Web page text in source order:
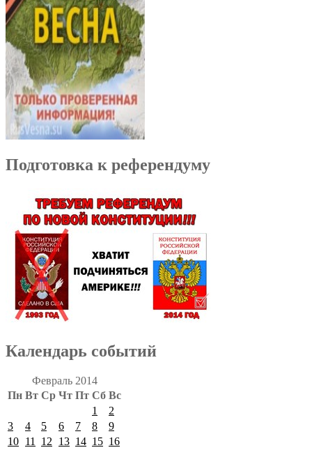
Подготовка к референдуму
Календарь событий
Февраль 2014
Пн Вт Ср Чт Пт Сб Вс
1
2
3
4 5 6 7 8
9
10 11 12 13 14 15 16